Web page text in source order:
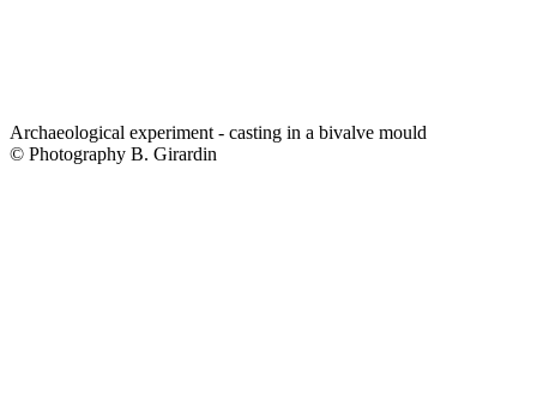
Archaeological experiment - casting in a bivalve mould
© Photography B. Girardin